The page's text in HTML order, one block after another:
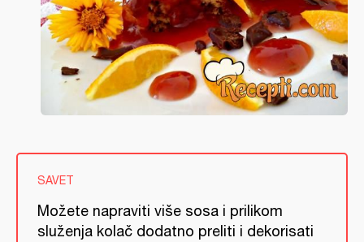
SAVET
Možete napraviti više sosa i prilikom
služenja kolač dodatno preliti i dekorisati